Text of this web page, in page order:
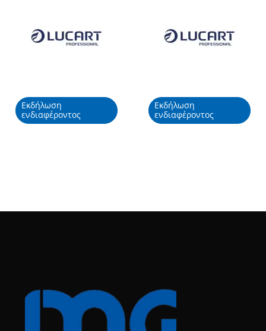
Εκδήλωση
ενδιαφέροντος
Εκδήλωση
ενδιαφέροντος